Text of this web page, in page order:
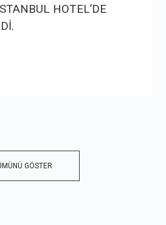
HOTEL’DE
GÖSTER